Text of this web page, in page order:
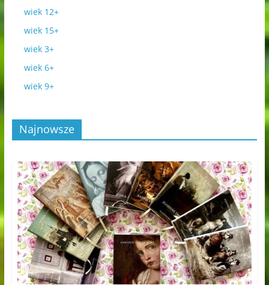
wiek 12+
wiek 15+
wiek 3+
wiek 6+
wiek 9+
Najnowsze